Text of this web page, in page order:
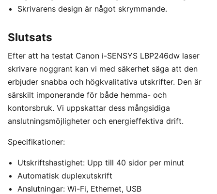
Skrivarens design är något skrymmande.
Slutsats
Efter att ha testat Canon i-SENSYS LBP246dw laser
skrivare noggrant kan vi med säkerhet säga att den
erbjuder snabba och högkvalitativa utskrifter. Den är
särskilt imponerande för både hemma- och
kontorsbruk. Vi uppskattar dess mångsidiga
anslutningsmöjligheter och energieffektiva drift.
Specifikationer:
Utskriftshastighet: Upp till 40 sidor per minut
Automatisk duplexutskrift
Anslutningar: Wi-Fi, Ethernet, USB